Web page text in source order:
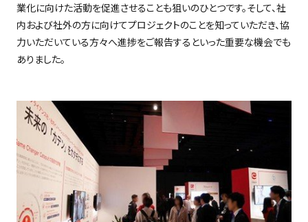
業化に向けた活動を促進させることも狙いのひとつです。そして、社
内および社外の方に向けてプロジェクトのことを知っていただき、協
力いただいている方々へ進捗をご報告するといった重要な機会でも
ありました。